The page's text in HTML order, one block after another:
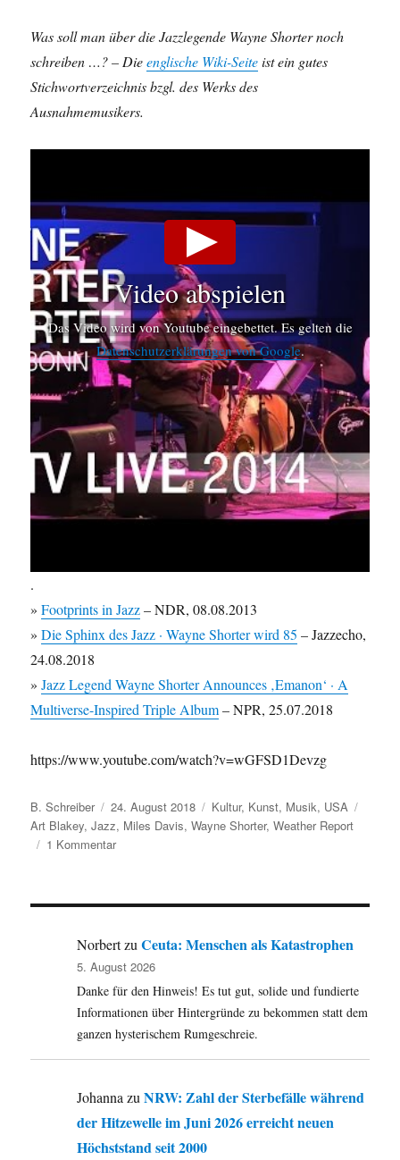
Was soll man über die Jazzlegende Wayne Shorter noch
schreiben …? – Dieenglische Wiki-Seiteist ein gutes
Stichwortverzeichnis bzgl. des Werks des
Ausnahmemusikers.
Video abspielen
Das Video wird von Youtube eingebettet. Es gelten die
Datenschutzerklärungen von Google.
.
»Footprints in Jazz– NDR, 08.08.2013
»Die Sphinx des Jazz · Wayne Shorter wird 85 – Jazzecho,
24.08.2018
»Jazz Legend Wayne Shorter Announces ‚Emanon‘ · A
Multiverse-Inspired Triple Album– NPR, 25.07.2018
https://www.youtube.com/watch?v=wGFSD1Devzg
Autor
B. Schreiber
Veröffentlicht
am
24. August 2018 Kategorien
Kultur, Kunst, Musik, USA
Art Blakey,Jazz, Miles Davis,Wayne Shorter,Weather Report
1 Kommentarzu
Shorter
85
NorbertzuCeuta: Menschen als Katastrophen
5. August 2026
Danke für den Hinweis! Es tut gut, solide und fundierte
Informationen über Hintergründe zu bekommen statt dem
ganzen hysterischem Rumgeschreie.
JohannazuNRW: Zahl der Sterbefälle während
der Hitzewelle im Juni 2026 erreicht neuen
Höchststand seit 2000